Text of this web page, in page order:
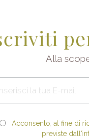
Alla
Acconsento, al fine di
previste